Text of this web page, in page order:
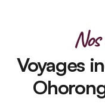
Nos
Voyages